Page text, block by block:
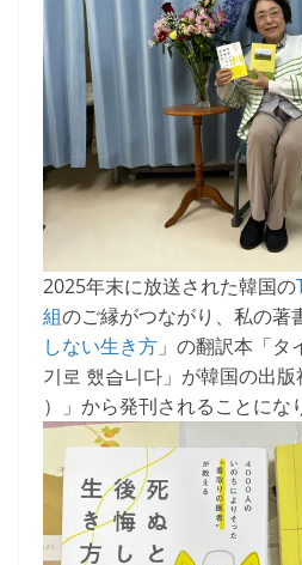
2025年末に放送された韓国の
組のご縁がつながり、私の著
しない生き方 」の翻訳本「タ
기로 했습니다」が韓国の出
）」から発刊されることにな